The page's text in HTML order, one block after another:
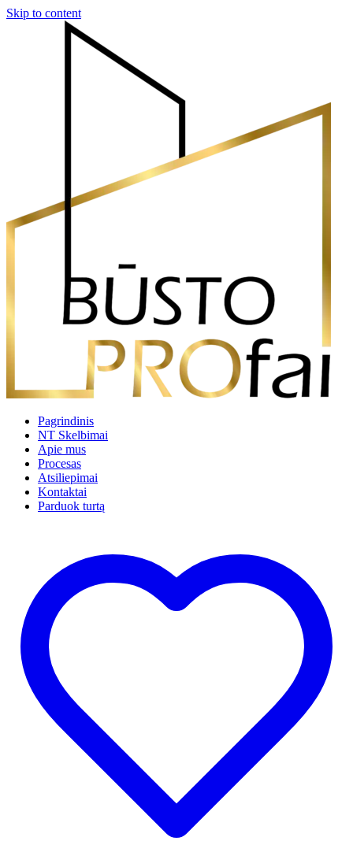
Skip to content
Pagrindinis
NT Skelbimai
Apie mus
Procesas
Atsiliepimai
Kontaktai
Parduok turtą